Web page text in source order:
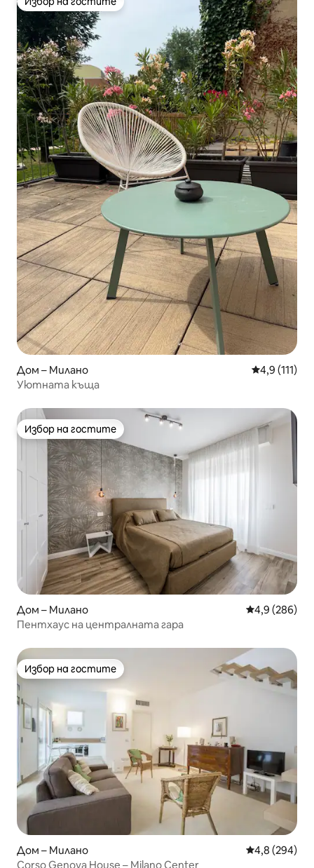
Избор на гостите
Дом – Милано Средна
4,9 (111)
Уютната къща
Избор на гостите
Избор на гостите
Дом – Милано Средна
4,9 (286)
Пентхаус на централната гара
Избор на гостите
Избор на гостите
Дом – Милано Средна
4,8 (294)
Corso Genova House – Milano Center